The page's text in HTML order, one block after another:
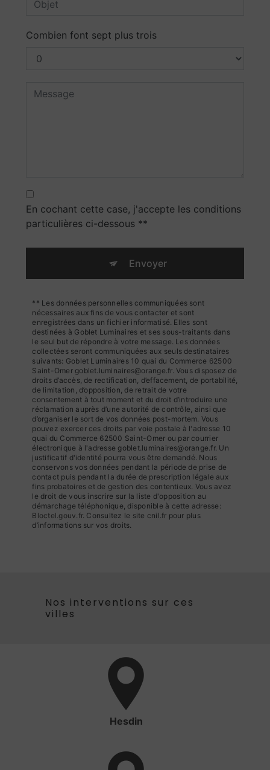
Combien font sept plus trois
En cochant cette case, j'accepte les conditions
particulières ci-dessous **
Envoyer
** Les données personnelles communiquées sont
nécessaires aux fins de vous contacter et sont
enregistrées dans un fichier informatisé. Elles sont
destinées à Goblet Luminaires et ses sous-traitants dans
le seul but de répondre à votre message. Les données
collectées seront communiquées aux seuls destinataires
suivants: Goblet Luminaires 10 quai du Commerce 62500
Saint-Omer goblet.luminaires@orange.fr. Vous disposez de
droits d’accès, de rectification, d’effacement, de portabilité,
de limitation, d’opposition, de retrait de votre
consentement à tout moment et du droit d’introduire une
réclamation auprès d’une autorité de contrôle, ainsi que
d’organiser le sort de vos données post-mortem. Vous
pouvez exercer ces droits par voie postale à l'adresse 10
quai du Commerce 62500 Saint-Omer ou par courrier
électronique à l'adresse goblet.luminaires@orange.fr. Un
justificatif d'identité pourra vous être demandé. Nous
conservons vos données pendant la période de prise de
contact puis pendant la durée de prescription légale aux
fins probatoires et de gestion des contentieux. Vous avez
le droit de vous inscrire sur la liste d'opposition au
démarchage téléphonique, disponible à cette adresse:
Bloctel.gouv.fr. Consultez le site cnil.fr pour plus
d’informations sur vos droits.
Nos interventions sur ces
villes
Hesdin